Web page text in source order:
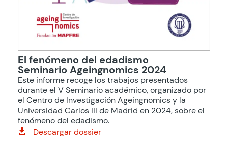
El fenómeno del edadismo
Seminario Ageingnomics 2024
Este informe recoge los trabajos presentados
durante el V Seminario académico, organizado por
el Centro de Investigación Ageingnomics y la
Universidad Carlos III de Madrid en 2024, sobre el
fenómeno del edadismo.
 Descargar dossier